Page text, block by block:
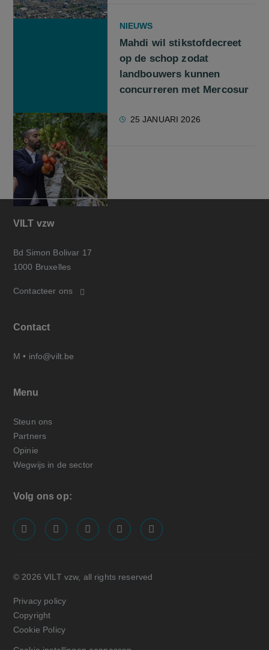
NIEUWS
Mahdi wil stikstofdecreet
op de schop zodat
landbouwers kunnen
concurreren met Mercosur
25 JANUARI 2026
VILT vzw
Bd Simon Bolivar 17
1000 Bruxelles
Contacteer ons
Contact
M • info@vilt.be
Menu
Steun ons
Partners
Opinie
Wegwijs in de sector
Volg ons op:
screenreader.visit us on our facebook page: https://
screenreader.visit us on our linkedin page:
screenreader.visit us on our
screenreader.visit us on our x
screenreader.visit us on
© 2026 VILT vzw, all rights reserved
Privacy policy
Copyright
Cookie Policy